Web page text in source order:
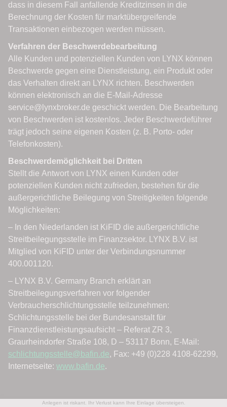
Anlegen ist riskant. Ihr Verlust kann Ihre Einlage übersteigen.